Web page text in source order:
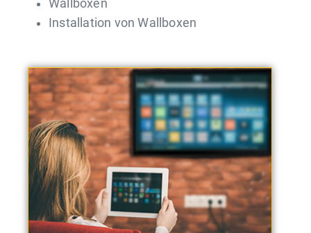
Wallboxen
Installation von Wallboxen